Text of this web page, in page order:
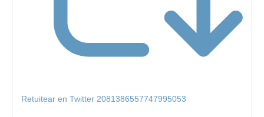
Retuitear en Twitter 2081386557747995053